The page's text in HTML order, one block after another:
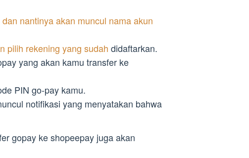
dan nantinya akan muncul nama akun
pilih rekening yang sudah didaftarkan.
yang akan kamu transfer ke
PIN go-pay kamu.
notifikasi yang menyatakan bahwa
gopay ke shopeepay juga akan